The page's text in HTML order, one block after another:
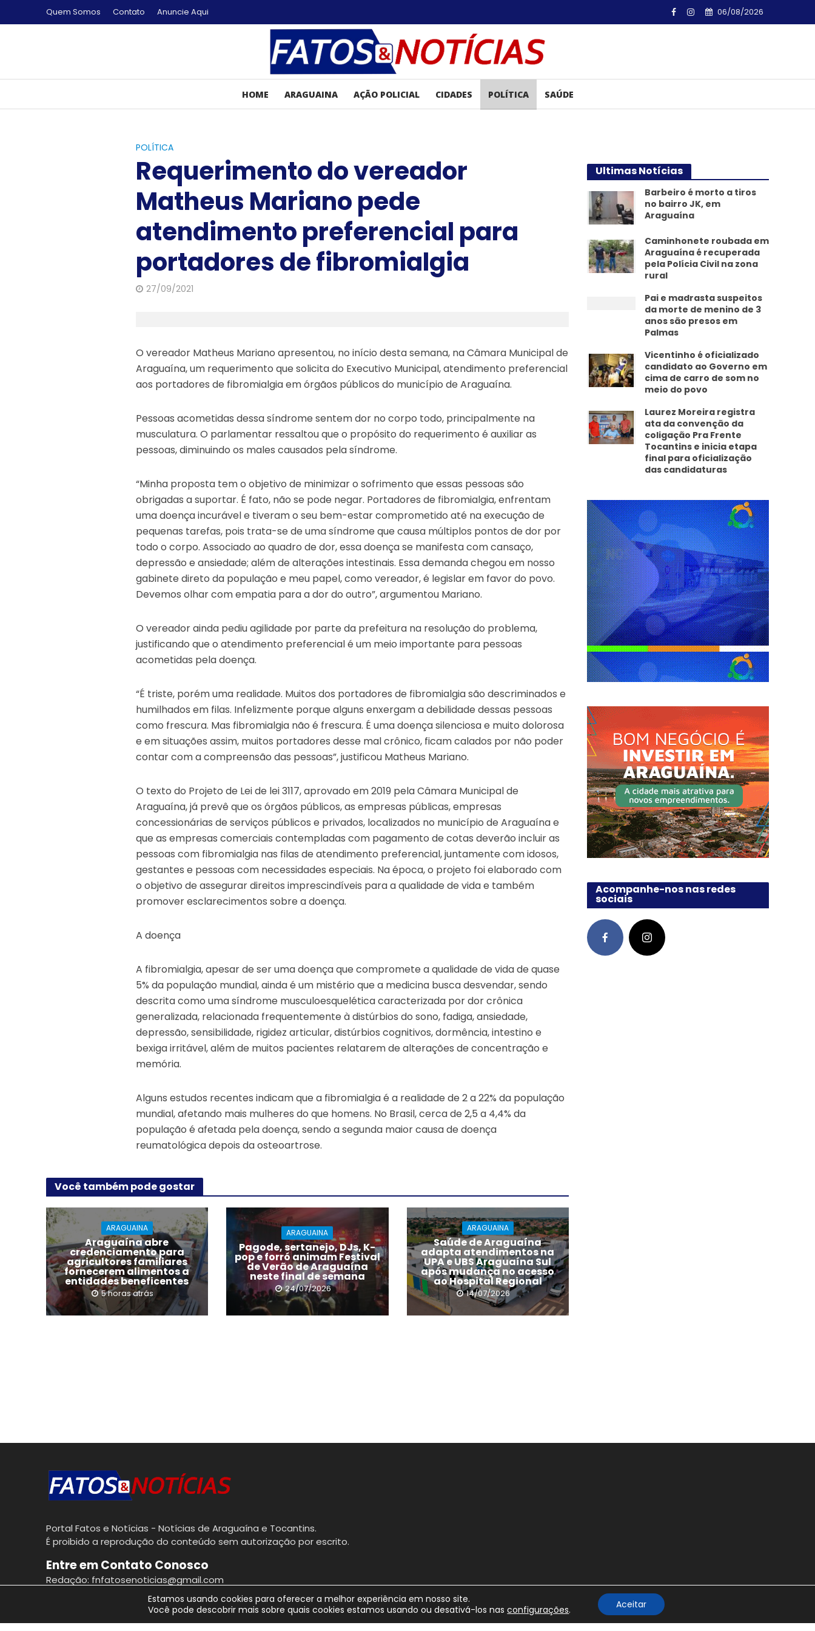
Quem Somos Contato Anuncie Aqui 06/08/2026
HOME ARAGUAINA AÇÃO POLICIAL CIDADES POLÍTICA SAÚDE
POLÍTICA
Requerimento do vereador
Matheus Mariano pede
atendimento preferencial para
portadores de fibromialgia
27/09/2021
O vereador Matheus Mariano apresentou, no início desta semana, na Câmara Municipal de
Araguaína, um requerimento que solicita do Executivo Municipal, atendimento preferencial
aos portadores de fibromialgia em órgãos públicos do município de Araguaína.
Pessoas acometidas dessa síndrome sentem dor no corpo todo, principalmente na
musculatura. O parlamentar ressaltou que o propósito do requerimento é auxiliar as
pessoas, diminuindo os males causados pela síndrome.
“Minha proposta tem o objetivo de minimizar o sofrimento que essas pessoas são
obrigadas a suportar. É fato, não se pode negar. Portadores de fibromialgia, enfrentam
uma doença incurável e tiveram o seu bem-estar comprometido até na execução de
pequenas tarefas, pois trata-se de uma síndrome que causa múltiplos pontos de dor por
todo o corpo. Associado ao quadro de dor, essa doença se manifesta com cansaço,
depressão e ansiedade; além de alterações intestinais. Essa demanda chegou em nosso
gabinete direto da população e meu papel, como vereador, é legislar em favor do povo.
Devemos olhar com empatia para a dor do outro”, argumentou Mariano.
O vereador ainda pediu agilidade por parte da prefeitura na resolução do problema,
justificando que o atendimento preferencial é um meio importante para pessoas
acometidas pela doença.
“É triste, porém uma realidade. Muitos dos portadores de fibromialgia são descriminados e
humilhados em filas. Infelizmente porque alguns enxergam a debilidade dessas pessoas
como frescura. Mas fibromialgia não é frescura. É uma doença silenciosa e muito dolorosa
e em situações assim, muitos portadores desse mal crônico, ficam calados por não poder
contar com a compreensão das pessoas”, justificou Matheus Mariano.
O texto do Projeto de Lei de lei 3117, aprovado em 2019 pela Câmara Municipal de
Araguaína, já prevê que os órgãos públicos, as empresas públicas, empresas
concessionárias de serviços públicos e privados, localizados no município de Araguaína e
que as empresas comerciais contempladas com pagamento de cotas deverão incluir as
pessoas com fibromialgia nas filas de atendimento preferencial, juntamente com idosos,
gestantes e pessoas com necessidades especiais. Na época, o projeto foi elaborado com
o objetivo de assegurar direitos imprescindíveis para a qualidade de vida e também
promover esclarecimentos sobre a doença.
A doença
A fibromialgia, apesar de ser uma doença que compromete a qualidade de vida de quase
5% da população mundial, ainda é um mistério que a medicina busca desvendar, sendo
descrita como uma síndrome musculoesquelética caracterizada por dor crônica
generalizada, relacionada frequentemente à distúrbios do sono, fadiga, ansiedade,
depressão, sensibilidade, rigidez articular, distúrbios cognitivos, dormência, intestino e
bexiga irritável, além de muitos pacientes relatarem de alterações de concentração e
memória.
Alguns estudos recentes indicam que a fibromialgia é a realidade de 2 a 22% da população
mundial, afetando mais mulheres do que homens. No Brasil, cerca de 2,5 a 4,4% da
população é afetada pela doença, sendo a segunda maior causa de doença
reumatológica depois da osteoartrose.
Você também pode gostar
ARAGUAINA
Araguaína abre
credenciamento para
agricultores familiares
fornecerem alimentos a
entidades beneficentes
5 horas atrás
ARAGUAINA
Pagode, sertanejo, DJs, K-
pop e forró animam Festival
de Verão de Araguaína
neste final de semana
24/07/2026
ARAGUAINA
Saúde de Araguaína
adapta atendimentos na
UPA e UBS Araguaína Sul
após mudança no acesso
ao Hospital Regional
14/07/2026
Ultimas Notícias
Barbeiro é morto a tiros
no bairro JK, em
Araguaína
Caminhonete roubada em
Araguaína é recuperada
pela Polícia Civil na zona
rural
Pai e madrasta suspeitos
da morte de menino de 3
anos são presos em
Palmas
Vicentinho é oficializado
candidato ao Governo em
cima de carro de som no
meio do povo
Laurez Moreira registra
ata da convenção da
coligação Pra Frente
Tocantins e inicia etapa
final para oficialização
das candidaturas
Acompanhe-nos nas redes
sociais
Portal Fatos e Notícias - Notícias de Araguaína e Tocantins.
É proibido a reprodução do conteúdo sem autorização por escrito.
Entre em Contato Conosco
Redação: fnfatosenoticias@gmail.com
Portal Fatos e Notícias ®2026. Desenvolvido porWesleyGama
Estamos usando cookies para oferecer a melhor experiência em nosso site.
Você pode descobrir mais sobre quais cookies estamos usando ou desativá-los nasconfigurações. Aceitar